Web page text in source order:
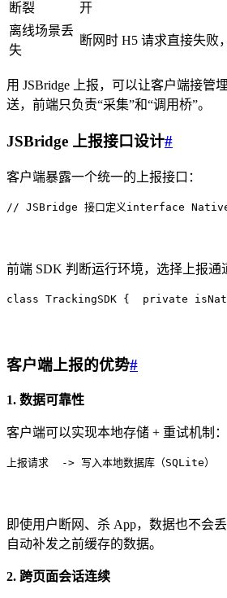
断裂
开
离线场景丢
失
断网时 H5 请求直接失败
用 JSBridge 上报，可以让客户端接管
送，前端只负责“采集”和“调用桥”。
JSBridge 上报接口设计#
客户端暴露一个统一的上报接口：
// JSBridge 接口定义interface
前端 SDK 判断运行环境，选择上报通
class TrackingSDK {
  private
客户端上报的优势#
1. 数据可靠性
客户端可以实现本地存储 + 重试机制：
上报请求
  -> 写入本地数据库（SQLite）
即使用户断网、杀 App，数据也不会
自动补发之前缓存的数据。
2. 跨页面会话连续